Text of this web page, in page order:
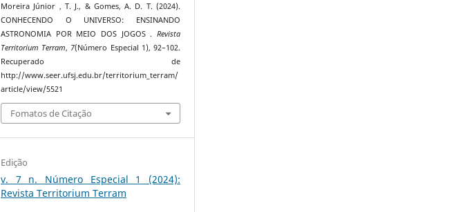
Moreira Júnior , T. J., & Gomes, A. D. T. (2024).
CONHECENDO O UNIVERSO: ENSINANDO
ASTRONOMIA POR MEIO DOS JOGOS . Revista
Territorium Terram, 7(Número Especial 1), 92–102.
Recuperado de
http://www.seer.ufsj.edu.br/territorium_terram/
article/view/5521
Fomatos de Citação
Edição
v. 7 n. Número Especial 1 (2024):
Revista Territorium Terram